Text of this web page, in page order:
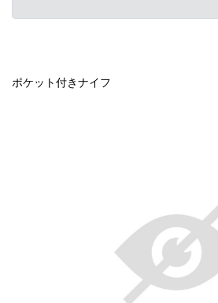
ポケット付きナイフ